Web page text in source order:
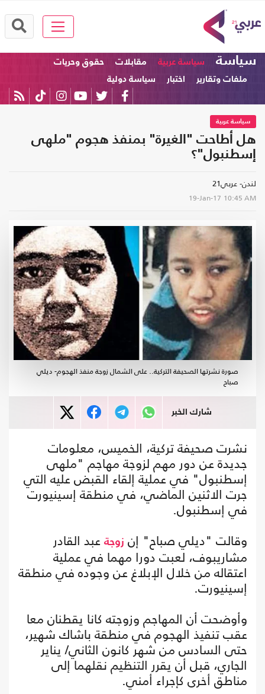
سياسة سياسة عربية مقابلات
حقوق وحريات
ملفات وتقارير
اختبار سياسة دولية
سياسة عربية
هل أطاحت "الغيرة" بمنفذ هجوم "ملهى
إسطنبول"؟
لندن- عربي21
19-Jan-17 10:45 AM
صورة نشرتها الصحيفة التركية.. على الشمال زوجة منفذ الهجوم- ديلي
صباح
شارك الخبر
نشرت صحيفة تركية، الخميس، معلومات
جديدة عن دور مهم لزوجة مهاجم "ملهى
إسطنبول" في عملية إلقاء القبض عليه التي
جرت الاثنين الماضي، في منطقة إسينيورت
في إسطنبول.
وقالت "ديلي صباح" إن زوجة عبد القادر
مشاريبوف، لعبت دورا مهما في عملية
اعتقاله من خلال الإبلاغ عن وجوده في منطقة
إسينيورت.
وأوضحت أن المهاجم وزوجته كانا يقطنان معا
عقب تنفيذ الهجوم في منطقة باشاك شهير،
حتى السادس من شهر كانون الثاني/ يناير
الجاري، قبل أن يقرر التنظيم نقلهما إلى
مناطق أخرى كإجراء أمني.